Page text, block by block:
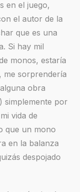
en el juego,
el autor de la
que es una
Si hay mil
monos, estaría
me sorprendería
obra
simplemente por
vida de
que un mono
en la balanza
despojado